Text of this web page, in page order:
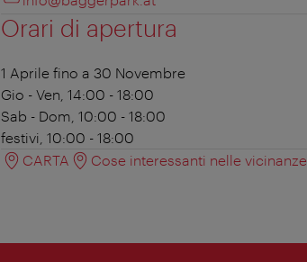
Orari di apertura
1 Aprile fino a 30 Novembre
Gio - Ven, 14:00 - 18:00
Sab - Dom, 10:00 - 18:00
festivi, 10:00 - 18:00
CARTA
Cose interessanti nelle vicinanze